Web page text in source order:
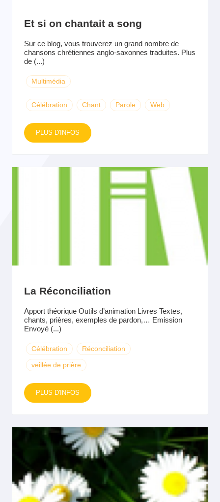
Et si on chantait a song
Sur ce blog, vous trouverez un grand nombre de
chansons chrétiennes anglo-saxonnes traduites. Plus
de (...)
Multimédia
Célébration Chant Parole Web
PLUS D'INFOS
La Réconciliation
Apport théorique Outils d’animation Livres Textes,
chants, prières, exemples de pardon,… Emission
Envoyé (...)
Célébration Réconciliation
veillée de prière
PLUS D'INFOS